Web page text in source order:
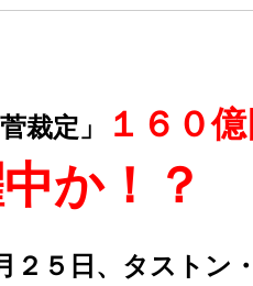
菅裁定」 １６０
か！？
２５日、タストン